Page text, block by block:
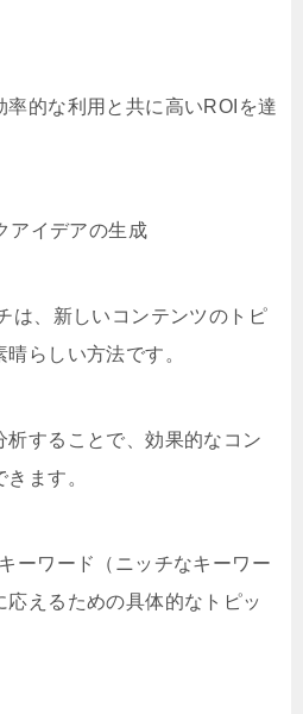
的な利用と共に高いROIを達
アイデアの生成
は、新しいコンテンツのトピ
らしい方法です。
することで、効果的なコン
ます。
ーワード（ニッチなキーワー
応えるための具体的なトピッ